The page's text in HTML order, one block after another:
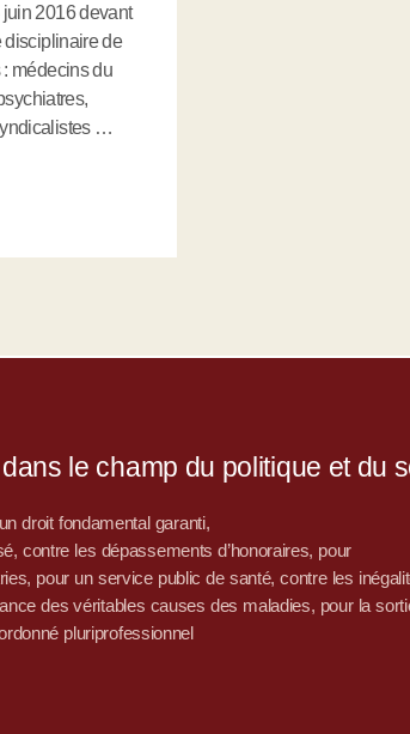
2016 devant
disciplinaire de
: médecins du
…
le champ du politique et du
droit fondamental garanti,
contre les dépassements d’honoraires, pour
pour un service public de santé, contre les
des véritables causes des maladies, pour la
pluriprofessionnel